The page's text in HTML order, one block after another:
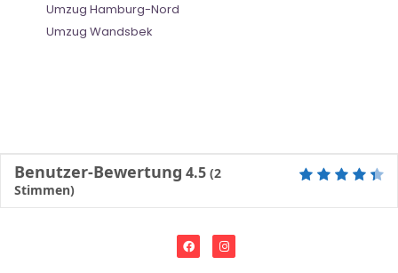
Umzug Hamburg-Nord
Umzug Wandsbek
Benutzer-Bewertung 4.5 (2
Stimmen)